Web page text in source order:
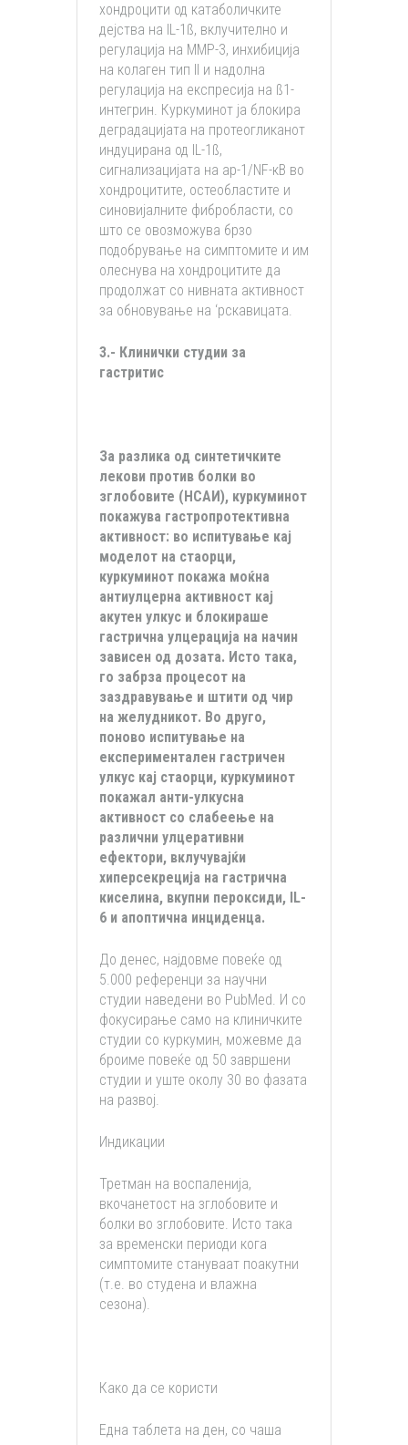
хондроцити од катаболичките
дејства на IL-1ß, вклучително и
регулација на MMP-3, инхибиција
на колаген тип II и надолна
регулација на експресија на ß1-
интегрин. Куркуминот ја блокира
деградацијата на протеогликанот
индуцирана од IL-1ß,
сигнализацијата на ap-1/NF-κB во
хондроцитите, остеобластите и
синовијалните фибробласти, со
што се овозможува брзо
подобрување на симптомите и им
олеснува на хондроцитите да
продолжат со нивната активност
за обновување на ‘рскавицата.
3.- Клинички студии за
гастритис
За разлика од синтетичките
лекови против болки во
зглобовите (НСАИ), куркуминот
покажува гастропротективна
активност: во испитување кај
моделот на стаорци,
куркуминот покажа моќна
антиулцерна активност кај
акутен улкус и блокираше
гастрична улцерација на начин
зависен од дозата. Исто така,
го забрза процесот на
заздравување и штити од чир
на желудникот. Во друго,
поново испитување на
експериментален гастричен
улкус кај стаорци, куркуминот
покажал анти-улкусна
активност со слабеење на
различни улцеративни
ефектори, вклучувајќи
хиперсекреција на гастрична
киселина, вкупни пероксиди, IL-
6 и апоптична инциденца.
До денес, најдовме повеќе од
5.000 референци за научни
студии наведени во PubMed. И со
фокусирање само на клиничките
студии со куркумин, можевме да
броиме повеќе од 50 завршени
студии и уште околу 30 во фазата
на развој.
Индикации
Третман на воспаленија,
вкочанетост на зглобовите и
болки во зглобовите. Исто така
за временски периоди кога
симптомите стануваат поакутни
(т.е. во студена и влажна
сезона).
Како да се користи
Една таблета на ден, со чаша